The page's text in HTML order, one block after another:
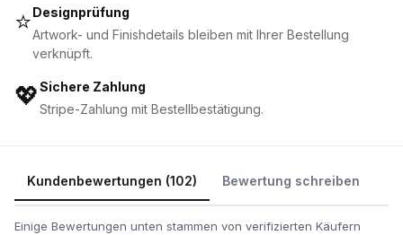
⭐Designprüfung
Artwork- und Finishdetails bleiben mit Ihrer Bestellung
verknüpft.
💖Sichere Zahlung
Stripe-Zahlung mit Bestellbestätigung.
Kundenbewertungen (102) Bewertung schreiben
Einige Bewertungen unten stammen von verifizierten Käufern